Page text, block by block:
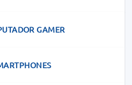
GAMER